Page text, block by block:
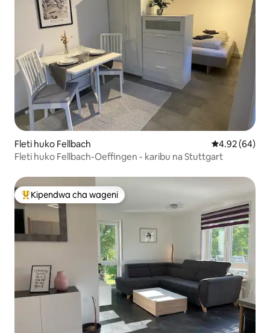
Fleti huko Fellbach Ukadiriaji wa
4.92 (64)
Fleti huko Fellbach-Oeffingen - karibu na Stuttgart
Kipendwa maarufu cha wageni
Kipendwa cha wageni